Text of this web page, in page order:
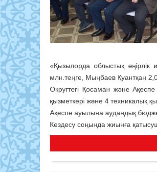
«Қызылорда облыстық
млн.теңге, Мыңбаев Қуантқан
Округтегі Қосаман және
қызметкері және 4 техникалық
Ақеспе ауылына аудандық
Кездесу соңында жиынға